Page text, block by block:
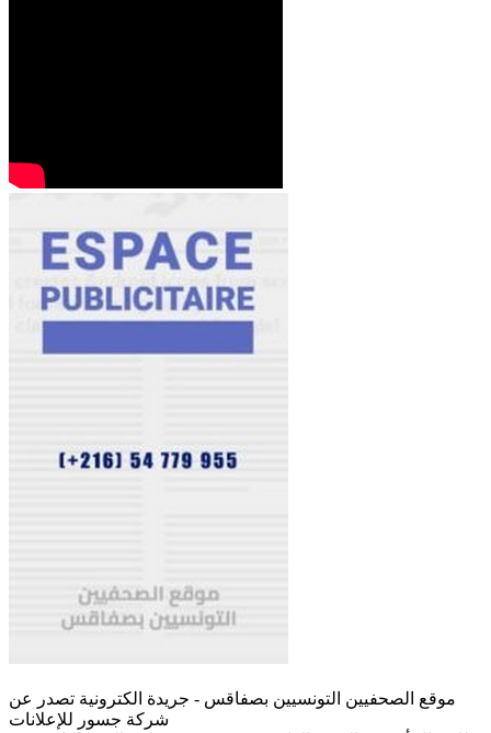
موقع الصحفيين التونسيين بصفاقس - جريدة الكترونية تصدر عن
شركة جسور للإعلانات